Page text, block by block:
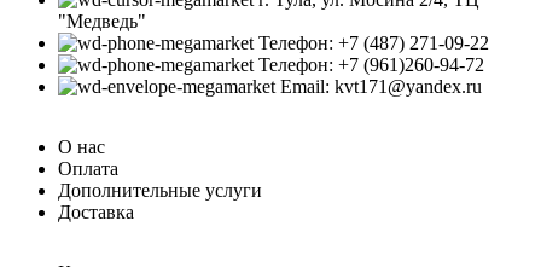
"Медведь"
Телефон: +7 (487) 271-09-22
Телефон: +7 (961)260-94-72
Email: kvt171@yandex.ru
О нас
Оплата
Дополнительные услуги
Доставка